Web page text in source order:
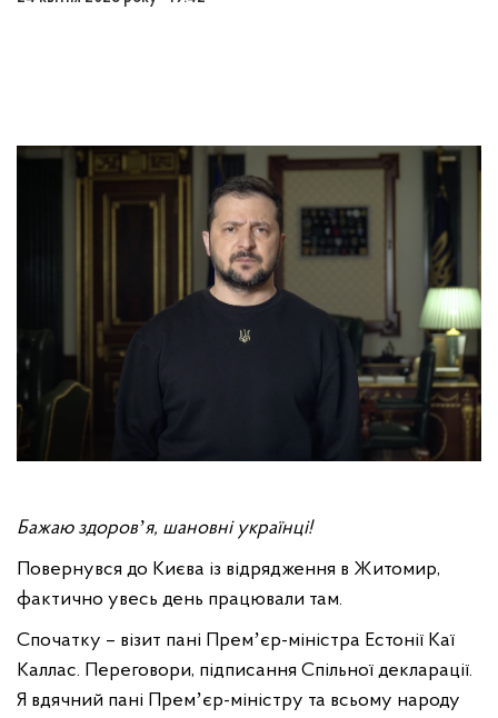
Бажаю здоровʼя, шановні українці!
Повернувся до Києва із відрядження в Житомир,
фактично увесь день працювали там.
Спочатку – візит пані Премʼєр-міністра Естонії Каї
Каллас. Переговори, підписання Спільної декларації.
Я вдячний пані Премʼєр-міністру та всьому народу